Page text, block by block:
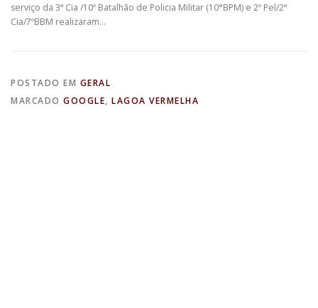
serviço da 3ª Cia /10º Batalhão de Policia Militar (10°BPM) e 2º Pel/2ª
Cia/7ºBBM realizaram…
POSTADO EM GERAL
MARCADO GOOGLE, LAGOA VERMELHA